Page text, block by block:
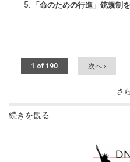
「命のための行進」銃規制
1 of 190 次へ ›
さ
続きを観る